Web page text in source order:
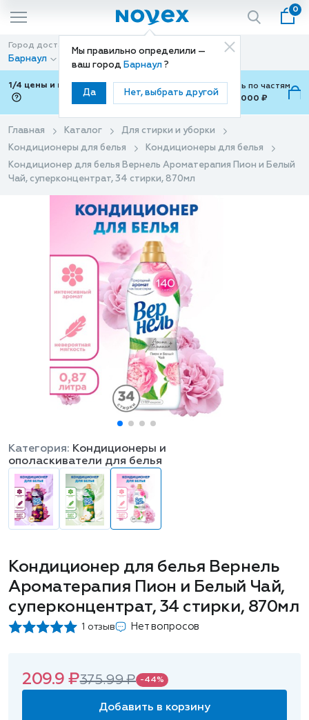
Мы правильно определили —
ваш город Барнаул ?
Да Нет, выбрать другой
0
Город доставки
Барнаул
Способ доставки
Доставка
1/4 цены и покупки ваши с Подели
Можно оплатить по частям
от 700 ₽ до 15,000 ₽
Главная Каталог
Для стирки и уборки
Кондиционеры для белья
Кондиционеры для белья
Кондиционер для белья Вернель Ароматерапия Пион и Белый
Чай, суперконцентрат, 34 стирки, 870мл
Кондиционер для белья Вернель
Ароматерапия Пион и Белый Чай,
суперконцентрат, 34 стирки, 870мл
1 отзыв Нет вопросов
Категория: Кондиционеры и
ополаскиватели для белья
209.9 ₽375.99 ₽ -44%
Добавить в корзину